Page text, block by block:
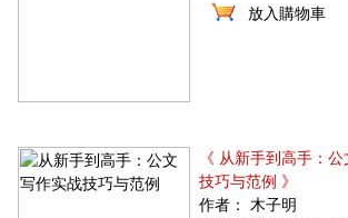
放入購物車
《 从新手到高手：
技巧与范例 》
作者： 木子明